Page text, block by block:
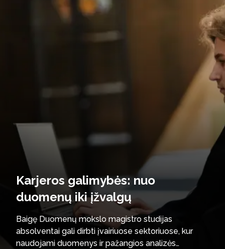
Karjeros galimybės: nuo
duomenų iki įžvalgų
Baigę Duomenų mokslo magistro studijas
absolventai gali dirbti įvairiuose sektoriuose, kur
naudojami duomenys ir pažangios analizės